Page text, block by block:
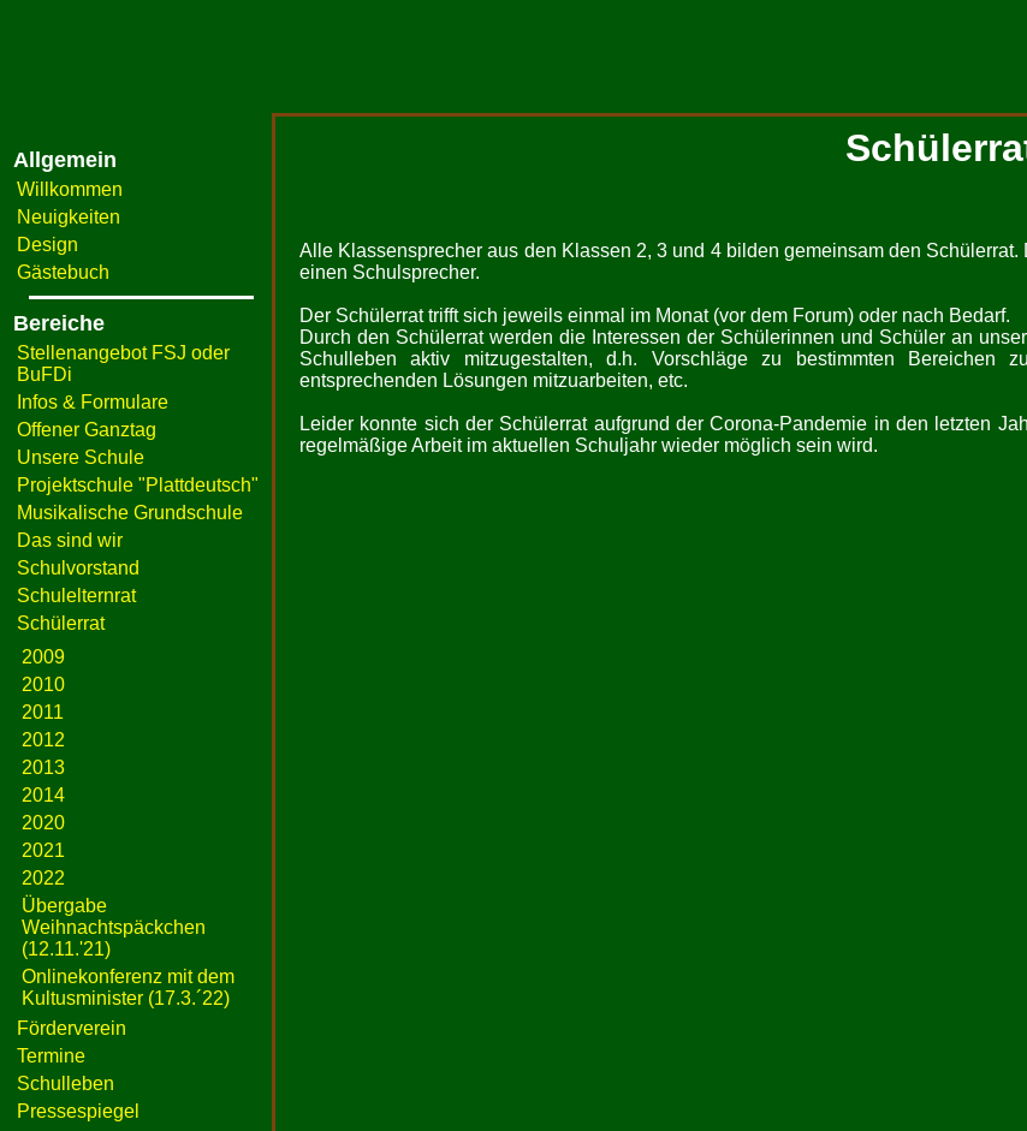
Allgemein
Willkommen
Neuigkeiten
Design
Gästebuch
Bereiche
Stellenangebot FSJ oder
BuFDi
Infos & Formulare
Offener Ganztag
Unsere Schule
Projektschule "Plattdeutsch"
Musikalische Grundschule
Das sind wir
Schulvorstand
Schulelternrat
Schülerrat
2009
2010
2011
2012
2013
2014
2020
2021
2022
Übergabe
Weihnachtspäckchen
(12.11.'21)
Onlinekonferenz mit dem
Kultusminister (17.3.´22)
Förderverein
Termine
Schulleben
Pressespiegel
Alle Klassensprecher aus den Klassen 2, 3 und 4 bilden gemeinsam den
einen Schulsprecher.
Der Schülerrat trifft sich jeweils einmal im Monat (vor dem Forum) oder nach Bedarf.
Durch den Schülerrat werden die Interessen der Schülerinnen und Schüler an
Schulleben aktiv mitzugestalten, d.h. Vorschläge zu bestimmten Bereichen
entsprechenden Lösungen mitzuarbeiten, etc.
Leider konnte sich der Schülerrat aufgrund der Corona-Pandemie in den letzten
regelmäßige Arbeit im aktuellen Schuljahr wieder möglich sein wird.